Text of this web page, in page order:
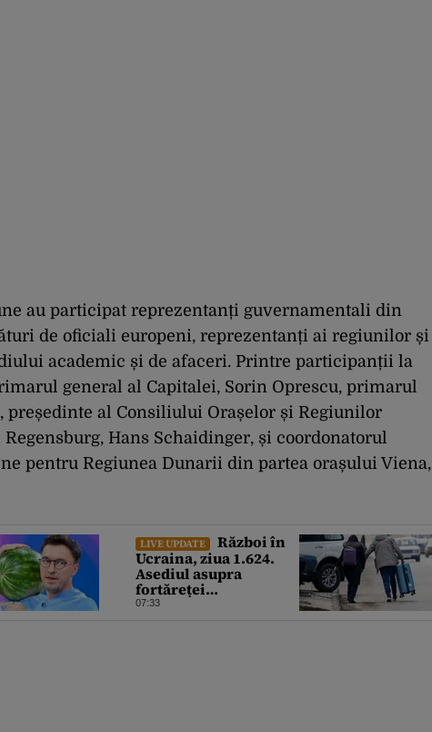
au participat reprezentanți guvernamentali din
de oficiali europeni, reprezentanți ai regiunilor și
academic și de afaceri. Printre participanții la
general al Capitalei, Sorin Oprescu, primarul
președinte al Consiliului Orașelor și Regiunilor
Hans Schaidinger, și coordonatorul
pentru Regiunea Dunarii din partea orașului Viena,
LIVE UPDATE
Război în
Ucraina, ziua 1.624.
Asediul asupra
fortăreței
Kramatorsk: Kievul a
07:33